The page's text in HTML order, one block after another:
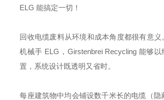
ELG 能搞定一切！
回收电缆废料从环境和成本角度都很有意
机械手 ELG，Girstenbrei Recycling 能够
置，系统设计既透明又省时。
每座建筑物中均会铺设数千米长的电缆（